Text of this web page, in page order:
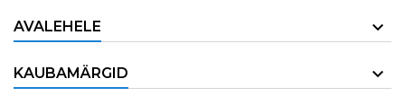
AVALEHELE
KAUBAMÄRGID